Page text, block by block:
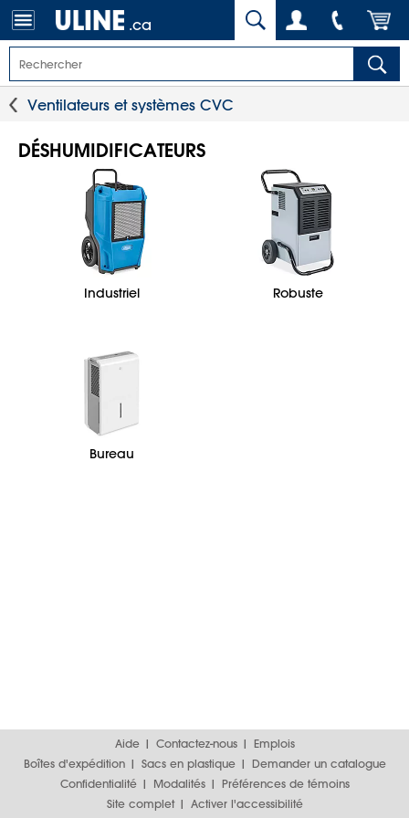
.ca
Ventilateurs et systèmes CVC
DÉSHUMIDIFICATEURS
Industriel Robuste
Bureau
Aide Contactez-nous
Emplois
Boîtes d'expédition
Sacs en plastique
Demander un catalogue
Confidentialité
Modalités
Préférences de témoins
Site complet
Activer l'accessibilité